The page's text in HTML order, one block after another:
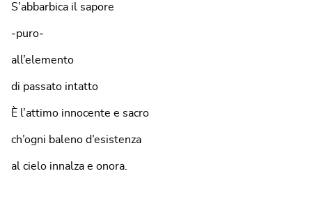
S’abbarbica il sapore
‐puro‐
all’elemento
di passato intatto
È l’attimo innocente e sacro
ch’ogni baleno d’esistenza
al cielo innalza e onora.